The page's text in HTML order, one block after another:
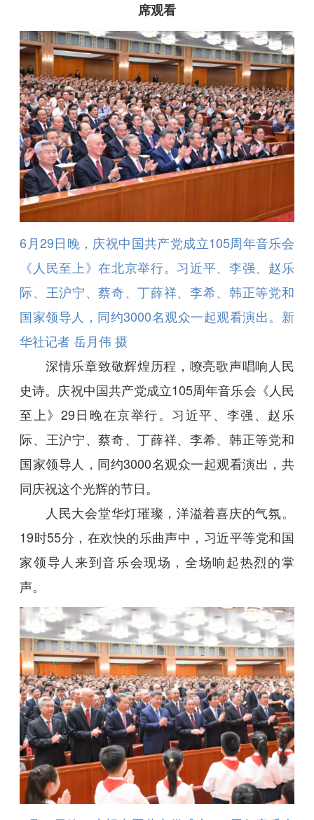
席观看
6月29日晚，庆祝中国共产党成立105周年音乐会
《人民至上》在北京举行。习近平、李强、赵乐
际、王沪宁、蔡奇、丁薛祥、李希、韩正等党和
国家领导人，同约3000名观众一起观看演出。新
华社记者 岳月伟 摄
深情乐章致敬辉煌历程，嘹亮歌声唱响人民
史诗。庆祝中国共产党成立105周年音乐会《人民
至上》29日晚在京举行。习近平、李强、赵乐
际、王沪宁、蔡奇、丁薛祥、李希、韩正等党和
国家领导人，同约3000名观众一起观看演出，共
同庆祝这个光辉的节日。
人民大会堂华灯璀璨，洋溢着喜庆的气氛。
19时55分，在欢快的乐曲声中，习近平等党和国
家领导人来到音乐会现场，全场响起热烈的掌
声。